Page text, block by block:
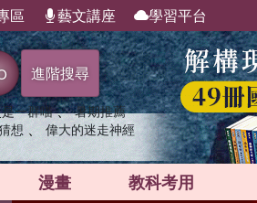
區 藝文講座 學習平台
進階搜尋
一群喵 、 暑期推薦
想 、 偉大的迷走神經
漫畫 教科考用